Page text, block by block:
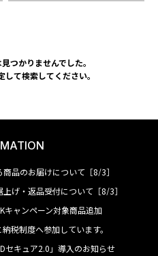
つかりませんでした。
して検索してください。
品のお届けについて［8/3］
げ・返品受付について［8/3］
キャンペーン対象商品追加
税制度へ参加しています。
セキュア2.0」導入のお知らせ